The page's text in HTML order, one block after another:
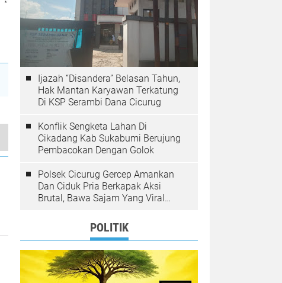
Ijazah “Disandera” Belasan Tahun,
Hak Mantan Karyawan Terkatung
Di KSP Serambi Dana Cicurug
Konflik Sengketa Lahan Di
Cikadang Kab Sukabumi Berujung
Pembacokan Dengan Golok
Polsek Cicurug Gercep Amankan
Dan Ciduk Pria Berkapak Aksi
Brutal, Bawa Sajam Yang Viral
POLITIK